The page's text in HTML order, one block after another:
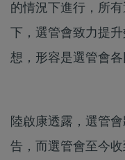
的情況下進行，所
下，選管會致力提
想，形容是選管會各
陸啟康透露，選管
告，而選管會至今